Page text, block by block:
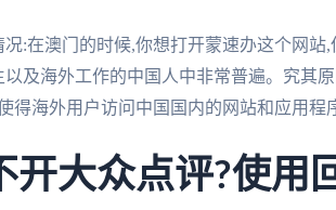
:在澳门的时候,你想打开蒙速办这个网站,
及海外工作的中国人中非常普遍。究其
得海外用户访问中国国内的网站和应用程
开大众点评?使用